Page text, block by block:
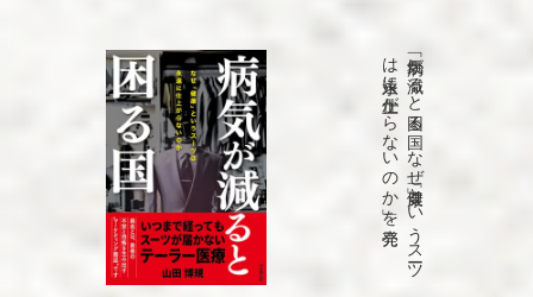
「病気が
減る
と
困る
国
な
ぜ
「健康」と
い
う
ス
ーツ
は
永遠に
仕上が
ら
な
い
の
か
」を
発売